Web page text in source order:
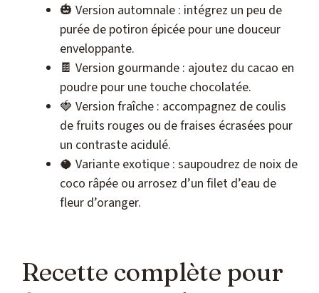
🎃 Version automnale : intégrez un peu de
purée de potiron épicée pour une douceur
enveloppante.
🍫 Version gourmande : ajoutez du cacao en
poudre pour une touche chocolatée.
🍓 Version fraîche : accompagnez de coulis
de fruits rouges ou de fraises écrasées pour
un contraste acidulé.
🥥 Variante exotique : saupoudrez de noix de
coco râpée ou arrosez d’un filet d’eau de
fleur d’oranger.
Recette complète pour